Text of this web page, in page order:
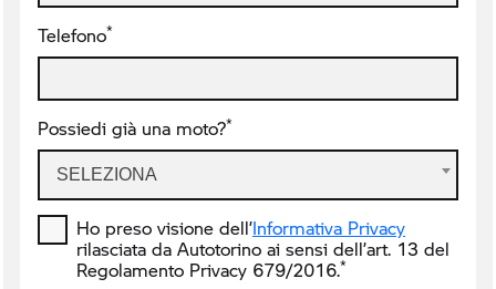
Telefono*
Possiedi già una moto?*
SELEZIONA
Ho preso visione dell’Informativa Privacy
rilasciata da Autotorino ai sensi dell’art. 13 del
Regolamento Privacy 679/2016.*